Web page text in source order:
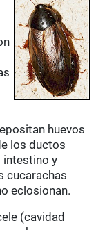
huevos
los ductos
intestino y
cucarachas
eclosionan.
(cavidad